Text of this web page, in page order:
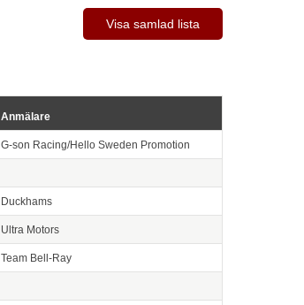
Visa samlad lista
Anmälare
G-son Racing/Hello Sweden Promotion
Duckhams
Ultra Motors
Team Bell-Ray